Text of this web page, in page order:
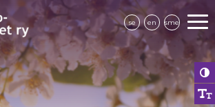
se en sme